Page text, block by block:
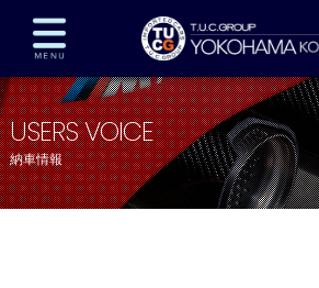
在庫車両情報 保証&サービス
TUCとは？ 店舗情報
全国納車 特別作業
USERS VOICE
納車情報